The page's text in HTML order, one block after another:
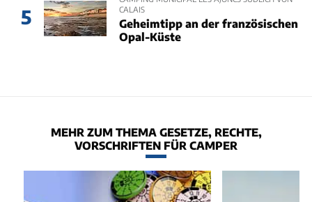
5
CALAIS
Geheimtipp an der französischen
Opal-Küste
MEHR ZUM THEMA GESETZE, RECHTE,
VORSCHRIFTEN FÜR CAMPER